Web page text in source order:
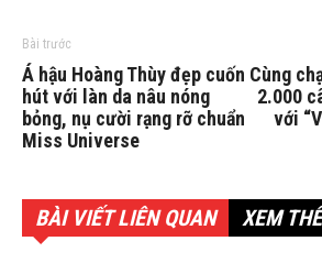
Bài trước
Á hậu Hoàng Thùy đẹp cuốn
hút với làn da nâu nóng
bỏng, nụ cười rạng rỡ chuẩn
Miss Universe
Cùng
2.000
với
BÀI VIẾT LIÊN QUAN XEM